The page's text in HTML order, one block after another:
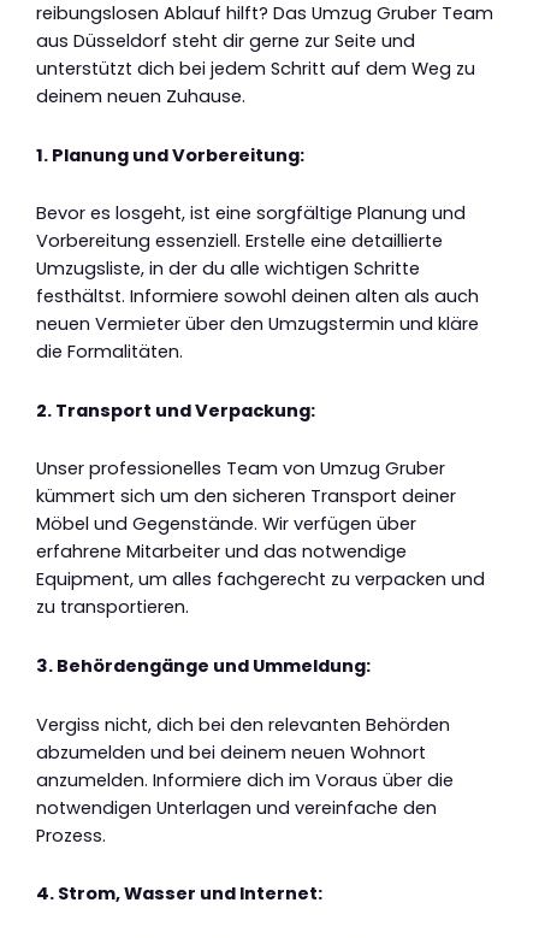
reibungslosen Ablauf hilft? Das Umzug Gruber Team
aus Düsseldorf steht dir gerne zur Seite und
unterstützt dich bei jedem Schritt auf dem Weg zu
deinem neuen Zuhause.
1. Planung und Vorbereitung:
Bevor es losgeht, ist eine sorgfältige Planung und
Vorbereitung essenziell. Erstelle eine detaillierte
Umzugsliste, in der du alle wichtigen Schritte
festhältst. Informiere sowohl deinen alten als auch
neuen Vermieter über den Umzugstermin und kläre
die Formalitäten.
2. Transport und Verpackung:
Unser professionelles Team von Umzug Gruber
kümmert sich um den sicheren Transport deiner
Möbel und Gegenstände. Wir verfügen über
erfahrene Mitarbeiter und das notwendige
Equipment, um alles fachgerecht zu verpacken und
zu transportieren.
3. Behördengänge und Ummeldung:
Vergiss nicht, dich bei den relevanten Behörden
abzumelden und bei deinem neuen Wohnort
anzumelden. Informiere dich im Voraus über die
notwendigen Unterlagen und vereinfache den
Prozess.
4. Strom, Wasser und Internet: